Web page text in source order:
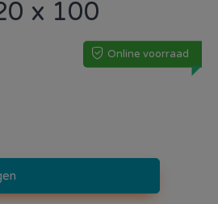
x 100
Online voorraad